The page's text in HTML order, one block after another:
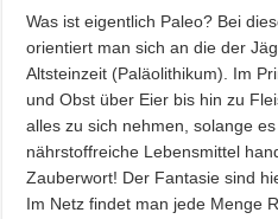
Was ist eigentlich Paleo? Bei
orientiert man sich an die der
Altsteinzeit (Paläolithikum). Im
und Obst über Eier bis hin zu
alles zu sich nehmen, solange
nährstoffreiche Lebensmittel
Zauberwort! Der Fantasie sind
Im Netz findet man jede Menge